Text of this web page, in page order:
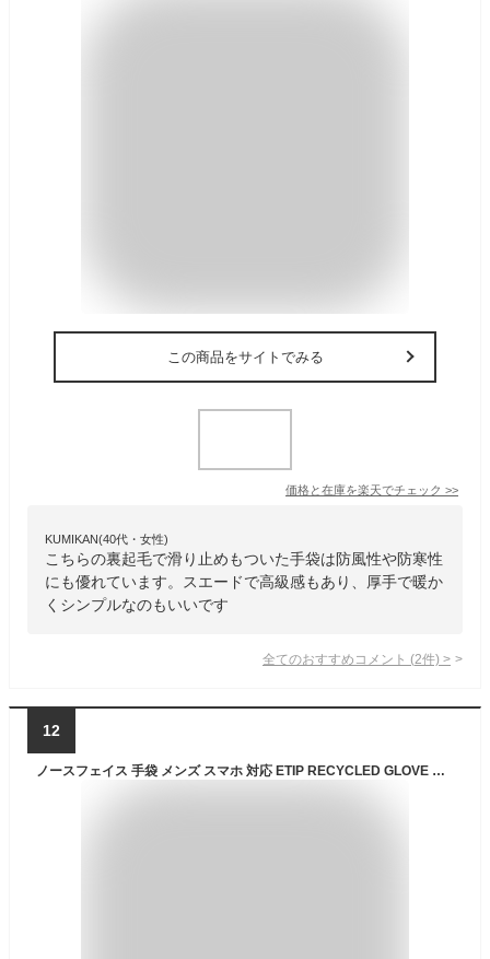
この商品をサイトでみる
価格と在庫を楽天でチェック >>
KUMIKAN(40代・女性)
こちらの裏起毛で滑り止めもついた手袋は防風性や防寒性
にも優れています。スエードで高級感もあり、厚手で暖か
くシンプルなのもいいです
全てのおすすめコメント (2件) >
12
ノースフェイス 手袋 メンズ スマホ 対応 ETIP RECYCLED GLOVE NF0A4SHA リサイクルグローブ イーチップ 防寒 フリース 裏起毛 あったか 冬 冬物 スキー アウトドア スポーツ トレーニング ジム ブラック 黒 プレゼント